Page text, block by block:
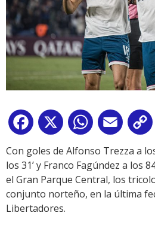
Facebook
X WhatsApp
Email
Con goles de Alfonso Trezza a
los 31’ y Franco Fagúndez a los
el Gran Parque Central, los
conjunto norteño, en la última
Libertadores.